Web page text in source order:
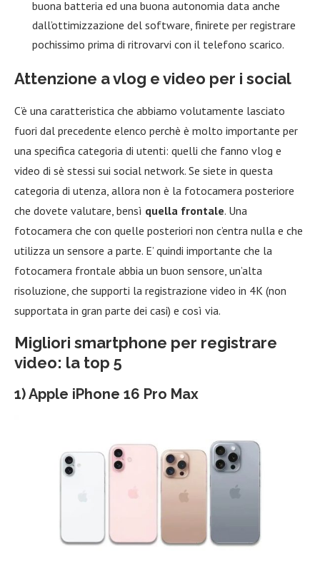
buona batteria ed una buona autonomia data anche
dall’ottimizzazione del software, finirete per registrare
pochissimo prima di ritrovarvi con il telefono scarico.
Attenzione a vlog e video per i social
C’è una caratteristica che abbiamo volutamente lasciato
fuori dal precedente elenco perchè è molto importante per
una specifica categoria di utenti: quelli che fanno vlog e
video di sè stessi sui social network. Se siete in questa
categoria di utenza, allora non è la fotocamera posteriore
che dovete valutare, bensì quella frontale. Una
fotocamera che con quelle posteriori non c’entra nulla e che
utilizza un sensore a parte. E’ quindi importante che la
fotocamera frontale abbia un buon sensore, un’alta
risoluzione, che supporti la registrazione video in 4K (non
supportata in gran parte dei casi) e così via.
Migliori smartphone per registrare
video: la top 5
1) Apple iPhone 16 Pro Max